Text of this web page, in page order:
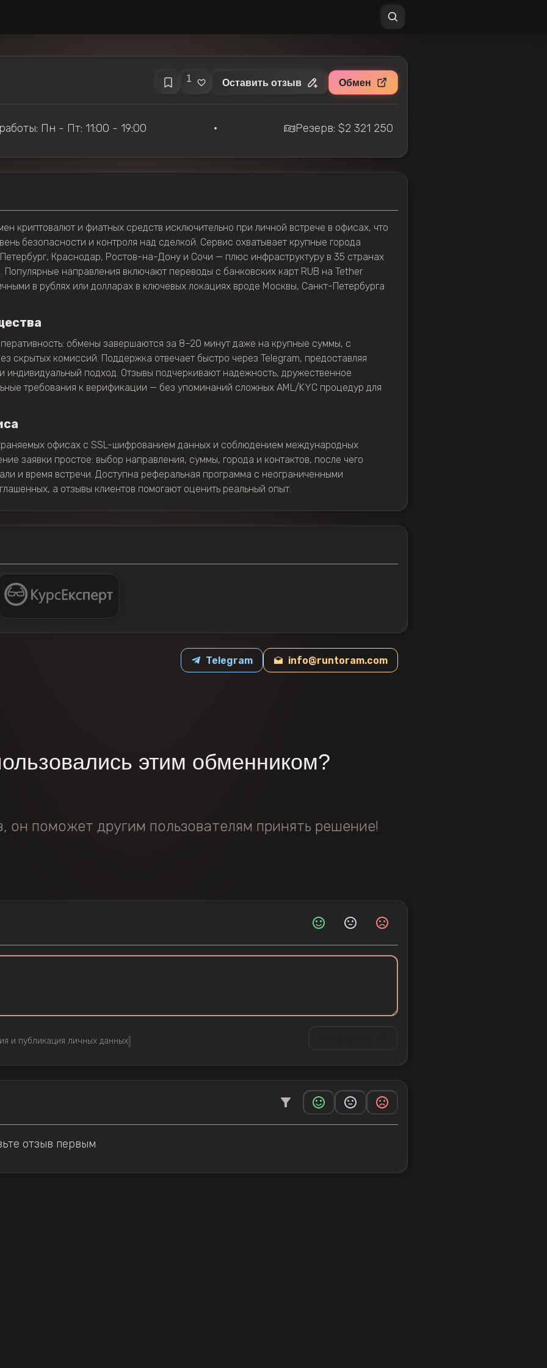
1 Оставить отзыв Обмен
Пн - Пт: 11:00 - 19:00 • Резерв: $2 321 250
криптовалют и фиатных средств исключительно при личной встрече в офисах, что
безопасности и контроля над сделкой. Сервис охватывает крупные города
Краснодар, Ростов-на-Дону и Сочи — плюс инфраструктуру в 35 странах
Популярные направления включают переводы с банковских карт RUB на Tether
в рублях или долларах в ключевых локациях вроде Москвы, Санкт-Петербурга
обмены завершаются за 8–20 минут даже на крупные суммы, с
скрытых комиссий. Поддержка отвечает быстро через Telegram, предоставляя
индивидуальный подход. Отзывы подчеркивают надежность, дружественное
требования к верификации — без упоминаний сложных AML/KYC процедур для
офисах с SSL-шифрованием данных и соблюдением международных
заявки простое: выбор направления, суммы, города и контактов, после чего
и время встречи. Доступна реферальная программа с неограниченными
а отзывы клиентов помогают оценить реальный опыт.
Telegram info@runtoram.com
этим обменником?
он поможет другим пользователям принять решение!
и публикация личных данных
отзыв первым